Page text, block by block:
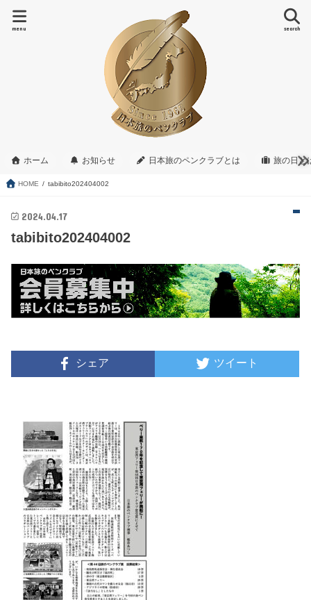
search
menu
ホーム お知らせ 日本旅のペンクラブとは 旅の日と
HOME tabibito202404002
2024.04.17
tabibito202404002
シェア ツイート